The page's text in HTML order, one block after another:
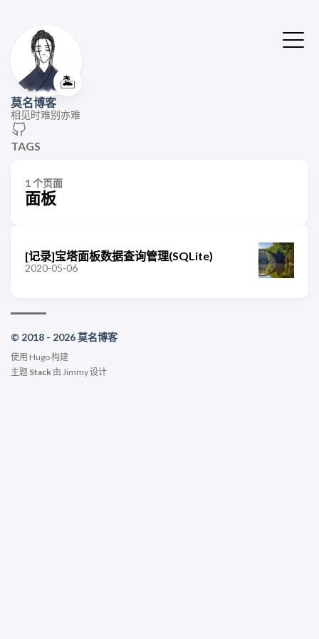
🏝️
莫名博客
相见时难别亦难
TAGS
1 个页面
面板
[记录]宝塔面板数据查询管理(SQLite)
2020-05-06
© 2018 - 2026 莫名博客
使用 Hugo构建
主题 Stack 由 Jimmy设计